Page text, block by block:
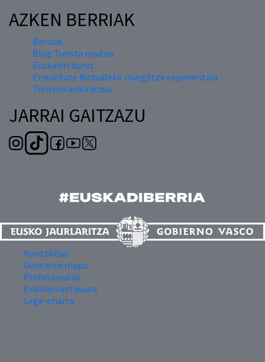
AZKEN BERRIAK
Berriak
Blog Turista maitea
Euskadiri buruz
Errealitate Birtualeko murgiltze esperientzia
Turismo arduratsua
JARRAI GAITZAZU
Kontaktua
Gunearen mapa
Profesionalak
Erabilerraztasuna
Lege-oharra